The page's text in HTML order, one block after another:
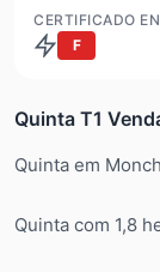
CERTIFICADO
F
Quinta T1
Quinta em
Quinta com 1,8